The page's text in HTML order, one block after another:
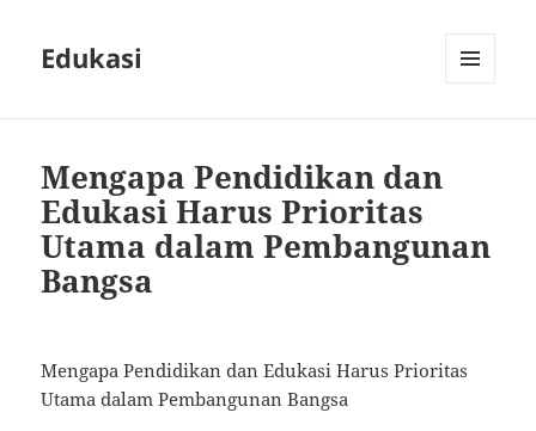
Edukasi
Mengapa Pendidikan dan
Edukasi Harus Prioritas
Utama dalam Pembangunan
Bangsa
Mengapa Pendidikan dan Edukasi Harus Prioritas
Utama dalam Pembangunan Bangsa